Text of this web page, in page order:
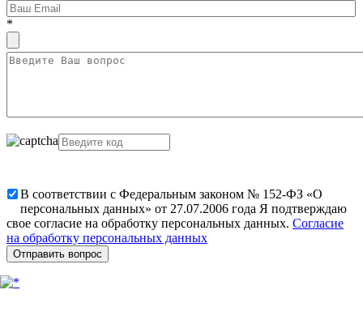
*
В соответствии с Федеральным законом № 152-ФЗ «О
персональных данных» от 27.07.2006 года Я подтверждаю
свое согласие на обработку персональных данных. Согласие
на обработку персональных данных